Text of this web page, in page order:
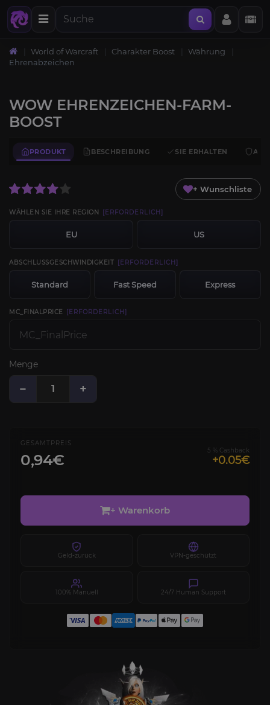
World of Warcraft Charakter Boost
Währung
Ehrenabzeichen
WOW EHRENZEICHEN-FARM-
BOOST
PRODUKT BESCHREIBUNG SIE ERHALTEN
+ Wunschliste
WÄHLEN SIE IHRE REGION [ERFORDERLICH]
EU US
ABSCHLUSSGESCHWINDIGKEIT [ERFORDERLICH]
Standard Fast Speed Express
MC_FINALPRICE [ERFORDERLICH]
Menge
− +
GESAMTPREIS
0,94€
5 % Cashback
+0.05€
+ Warenkorb
Geld-zurück VPN-geschützt
100% Manuell 24/7 Human Support